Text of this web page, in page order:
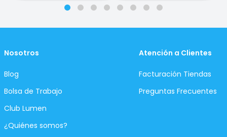
Nosotros
Blog
Bolsa de Trabajo
Club Lumen
¿Quiénes somos?
Atención a Clientes
Facturación Tiendas
Preguntas Frecuentes